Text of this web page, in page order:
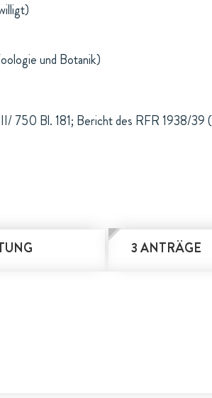
und Botanik)
750 Bl. 181; Bericht des RFR 1938/39
3 ANTRÄGE